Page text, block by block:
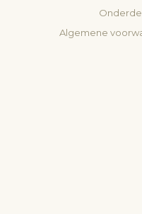
Algemene